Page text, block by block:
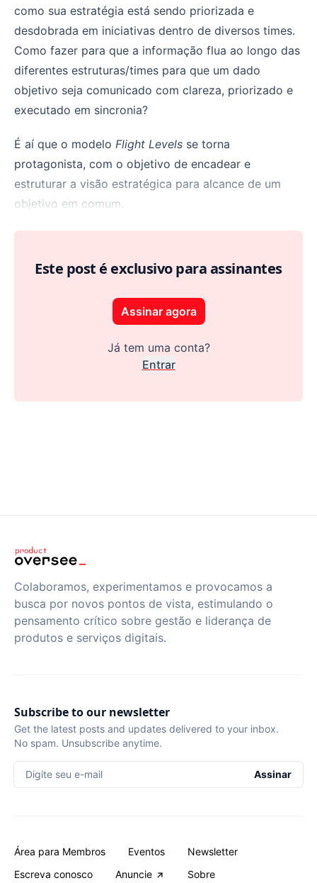
como sua estratégia está sendo priorizada e
desdobrada em iniciativas dentro de diversos times.
Como fazer para que a informação flua ao longo das
diferentes estruturas/times para que um dado
objetivo seja comunicado com clareza, priorizado e
executado em sincronia?
É aí que o modelo Flight Levels se torna
protagonista, com o objetivo de encadear e
estruturar a visão estratégica para alcance de um
objetivo em comum.
Este post é exclusivo para assinantes
Assinar agora
Já tem uma conta?
Entrar
Colaboramos, experimentamos e provocamos a
busca por novos pontos de vista, estimulando o
pensamento crítico sobre gestão e liderança de
produtos e serviços digitais.
Subscribe to our newsletter
Get the latest posts and updates delivered to your inbox.
No spam. Unsubscribe anytime.
Digite seu e-mail Assinar
Área para Membros Eventos
Newsletter
Escreva conosco
Anuncie Sobre